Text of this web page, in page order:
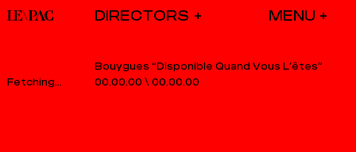
DIRECTORS
00.00.00 \ 00.00.00
Bouygues “Disponible Quand Vous L’êtes”